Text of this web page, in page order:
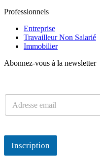
Professionnels
Entreprise
Travailleur Non Salarié
Immobilier
Abonnez-vous à la newsletter
m
a
l
Inscription